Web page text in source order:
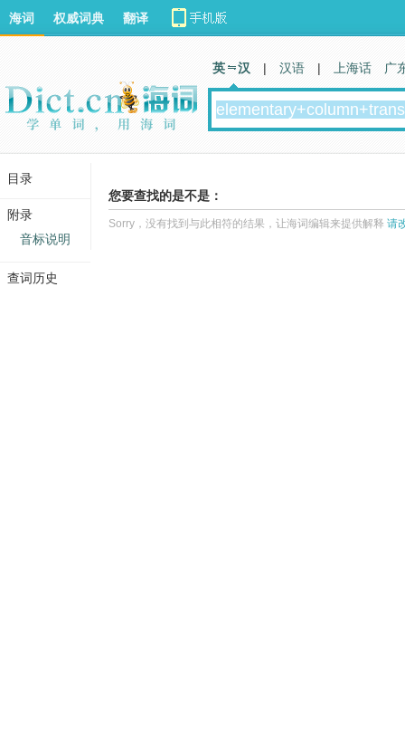
您要查找的是不是：
Sorry，没有找到与此相符的结果，让海词编辑来提供解释 请
海词 权威词典 翻译
英 汉 | 汉语 | 上海话 广
目录
附录
音标说明
查词历史